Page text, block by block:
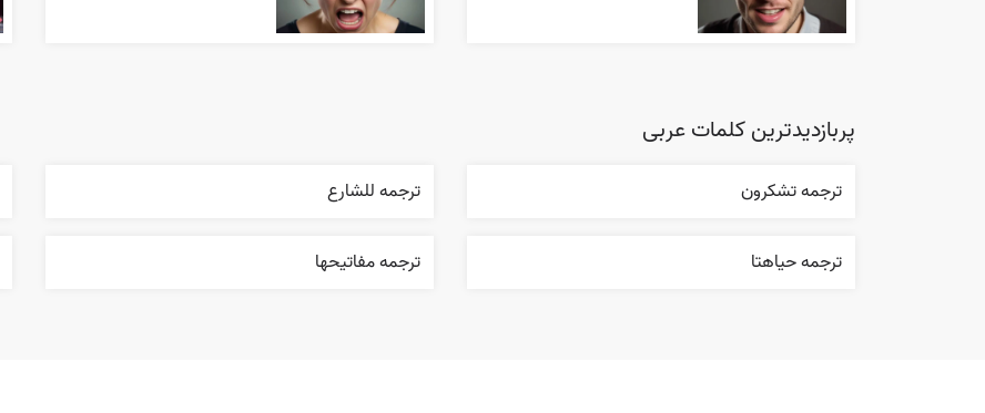
پربازدیدترین کلمات عربی
ترجمه تشکرون ترجمه للشارع
ترجمه حياهتا ترجمه مفاتيحها